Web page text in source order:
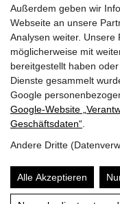
Außerdem geben wir
Webseite an unsere
Analysen weiter.
möglicherweise mit
bereitgestellt haben
Dienste gesammelt
Google
Google‑Website
Geschäftsdaten“
Andere Dritte
Alle Akzeptieren
Kosten:
150,- Euro (exkl.
© 2026 | Dein Date
Über uns